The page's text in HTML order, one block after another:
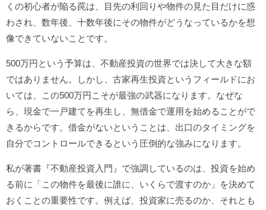
くの初心者が陥る罠は、目先の利回りや物件の見た目だけに惑
わされ、数年後、十数年後にその物件がどうなっているかを想
像できていないことです。
500万円という予算は、不動産投資の世界では決して大きな額
ではありません。しかし、古家再生投資というフィールドにお
いては、この500万円こそが最強の武器になります。なぜな
ら、現金で一戸建てを再生し、無借金で運用を始めることがで
きるからです。借金がないということは、出口のタイミングを
自分でコントロールできるという圧倒的な強みになります。
私が著書『不動産投資入門』で強調しているのは、投資を始め
る前に「この物件を最後に誰に、いくらで渡すのか」を決めて
おくことの重要性です。例えば、投資家に売るのか、それとも